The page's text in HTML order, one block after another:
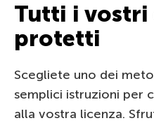
Tutti i
protetti
Scegliete uno dei
semplici istruzioni per
alla vostra licenza.